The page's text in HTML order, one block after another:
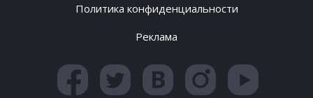
Политика конфиденциальности
Реклама